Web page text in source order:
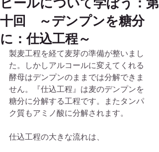
ビールについて学ぼう：第
十回 ～デンプンを糖分
に：仕込工程～
製麦工程を経て麦芽の準備が整いまし
た。しかしアルコールに変えてくれる
酵母はデンプンのままでは分解できま
せん。『仕込工程』は麦のデンプンを
糖分に分解する工程です。またタンパ
ク質もアミノ酸に分解されます。
仕込工程の大きな流れは、